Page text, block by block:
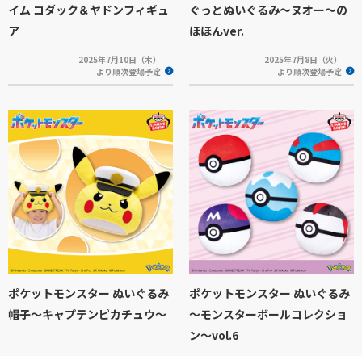
イム コダック＆ヤドンフィギュ
ア
2025年7月10日（木）
より順次登場予定
ぐっとぬいぐるみ～ヌオー～の
ほほんver.
2025年7月8日（火）
より順次登場予定
ポケットモンスター ぬいぐるみ
帽子～キャプテンピカチュウ～
ポケットモンスター ぬいぐるみ
～モンスターボールコレクショ
ン～vol.6